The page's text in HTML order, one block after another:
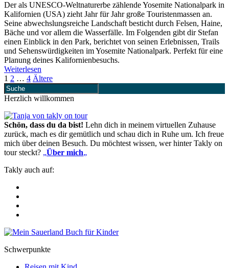
Der als UNESCO-Weltnaturerbe zählende Yosemite Nationalpark in
Kalifornien (USA) zieht Jahr für Jahr große Touristenmassen an.
Seine abwechslungsreiche Landschaft besticht durch Felsen, Haine,
Bäche und vor allem die Wasserfälle. Im Folgenden gibt dir Stefan
einen Einblick in den Park, berichtet von seinen Erlebnissen, Trails
und Sehenswürdigkeiten im Yosemite Nationalpark. Perfekt für eine
Planung deines Kalifornienbesuchs.
Weiterlesen
1 2 … 4 Ältere
Herzlich willkommen
Schön, dass du da bist! Lehn dich in meinem virtuellen Zuhause
zurück, mach es dir gemütlich und schau dich in Ruhe um. Ich freue
mich über deinen Besuch. Du möchtest wissen, wer hinter Takly on
tour steckt? „Über mich„
Takly auch auf:
Schwerpunkte